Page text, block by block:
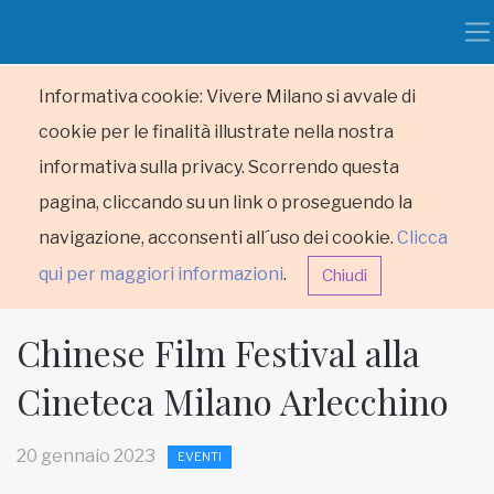
Informativa cookie: Vivere Milano si avvale di
cookie per le finalità illustrate nella nostra
informativa sulla privacy. Scorrendo questa
pagina, cliccando su un link o proseguendo la
navigazione, acconsenti all´uso dei cookie. Clicca
qui per maggiori informazioni. Chiudi
HOME
Chinese Film Festival alla
Cineteca Milano Arlecchino
20 gennaio 2023 EVENTI